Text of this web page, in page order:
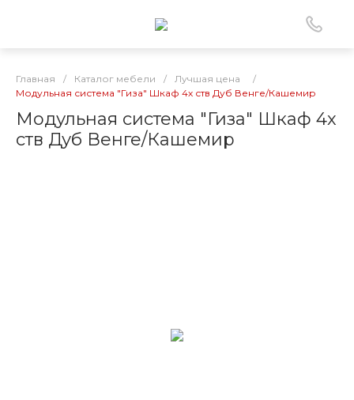
Главная / Каталог мебели / Лучшая цена
/
Модульная система "Гиза" Шкаф 4х ств Дуб Венге/Кашемир
Модульная система "Гиза" Шкаф 4х
ств Дуб Венге/Кашемир